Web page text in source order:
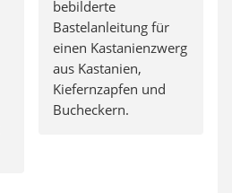
bebilderte
Bastelanleitung für
einen Kastanienzwerg
aus Kastanien,
Kiefernzapfen und
Bucheckern.